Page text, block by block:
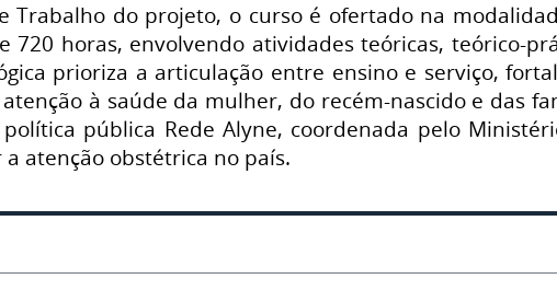
Trabalho do projeto, o curso é ofertado na
720 horas, envolvendo atividades teóricas, teórico-
prioriza a articulação entre ensino e serviço,
à saúde da mulher, do recém-nascido e das
pública Rede Alyne, coordenada pelo
atenção obstétrica no país.